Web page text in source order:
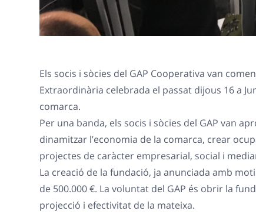
Els socis i sòcies del GAP Cooperativa van
Extraordinària celebrada el passat dijous 16 a
comarca.
Per una banda, els socis i sòcies del GAP van
dinamitzar l’economia de la comarca, crear
projectes de caràcter empresarial, social i
La creació de la fundació, ja anunciada amb
de 500.000 €. La voluntat del GAP és obrir la
projecció i efectivitat de la mateixa.